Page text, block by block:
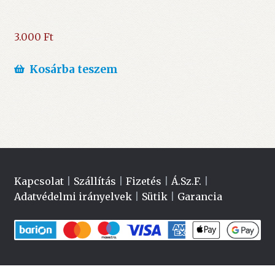
3.000 Ft
Kosárba teszem
Kapcsolat| Szállítás Fizetés Á.Sz.F.
Adatvédelmi irányelvek| Sütik| Garancia